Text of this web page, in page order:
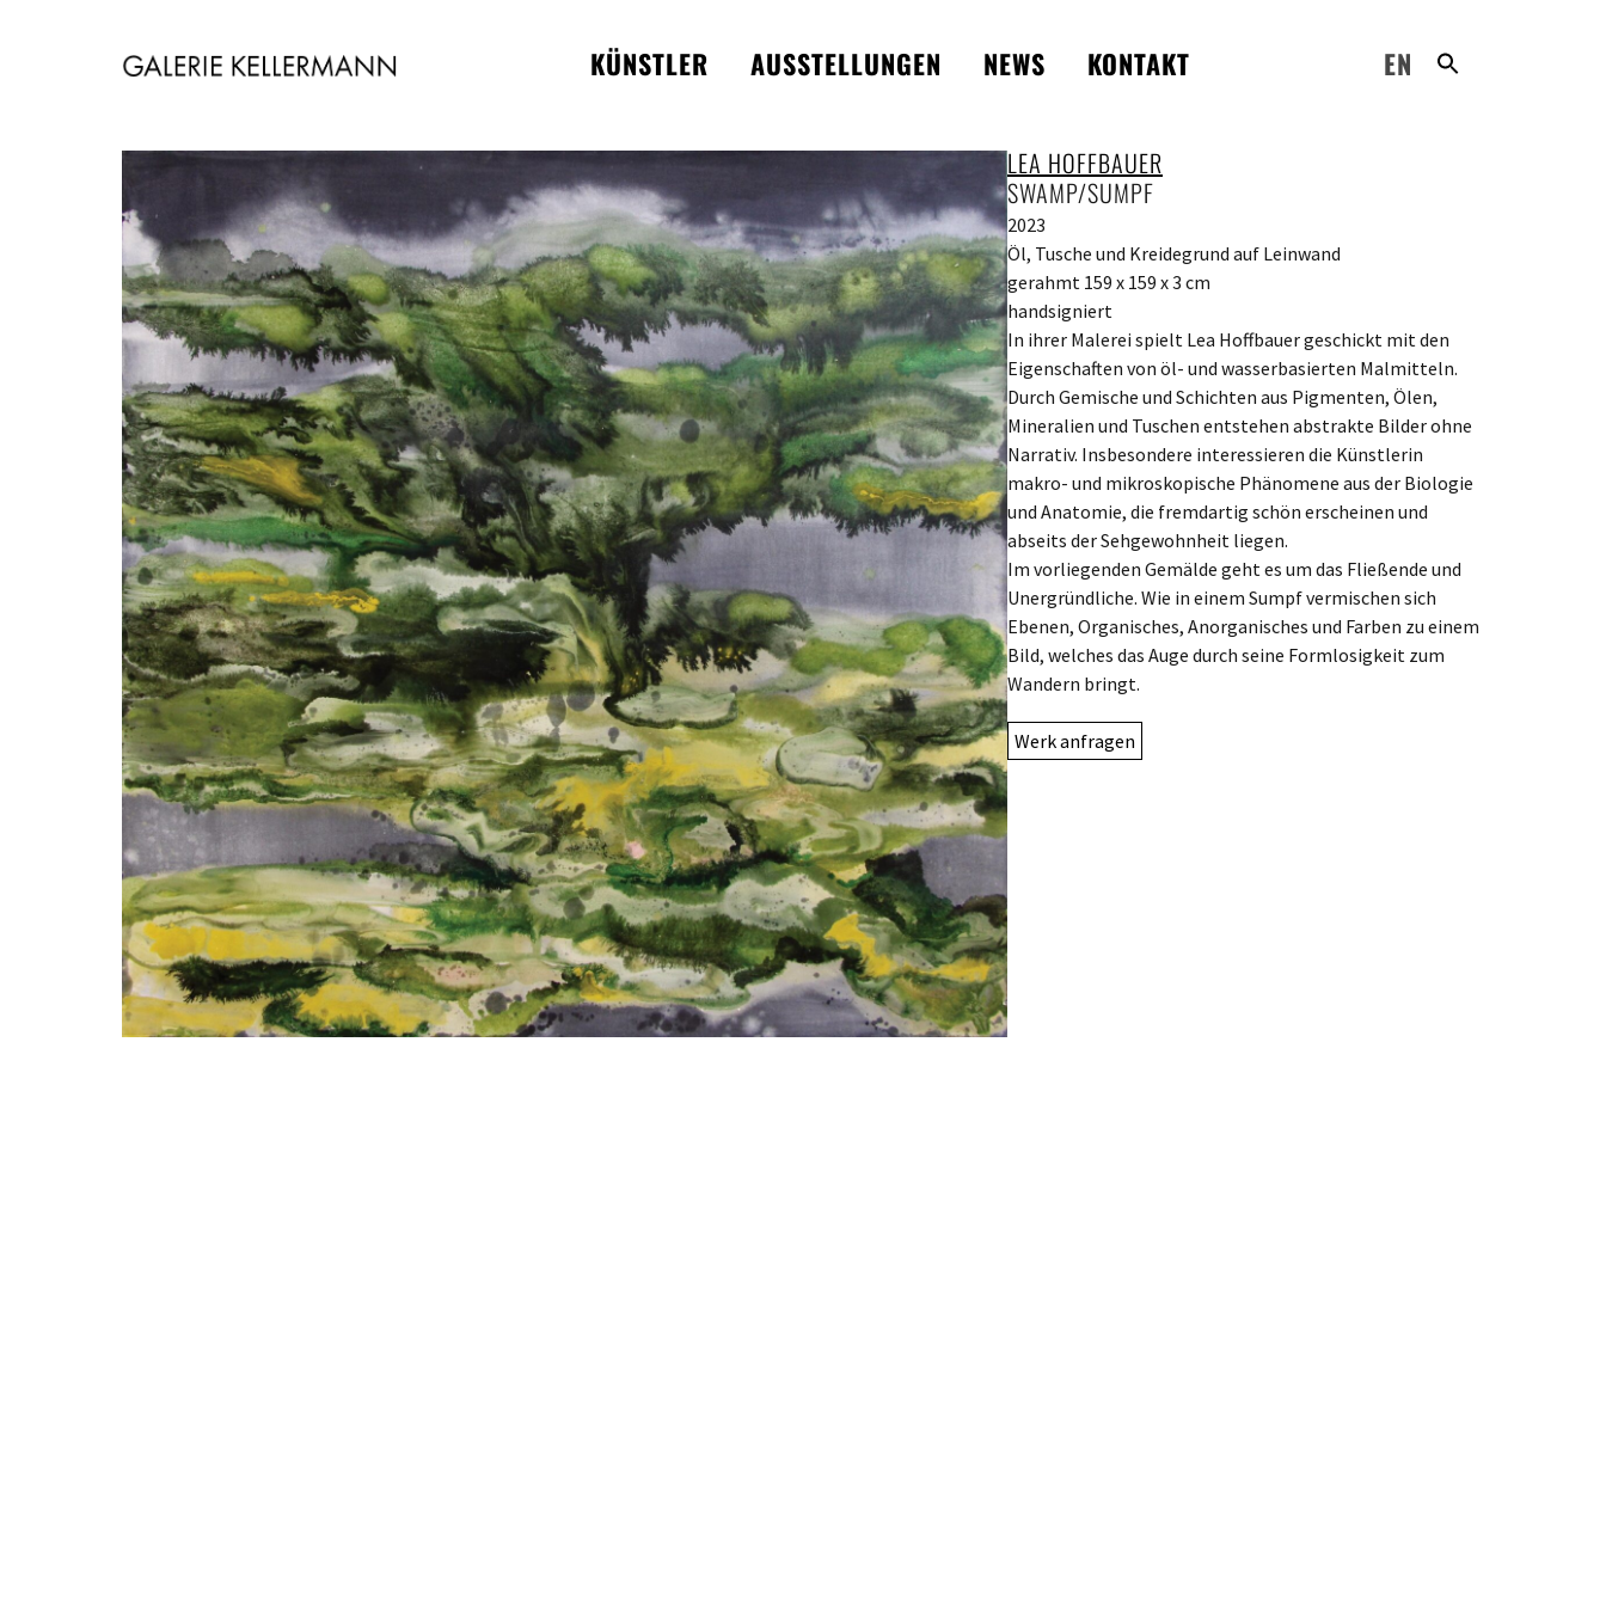
KÜNSTLER AUSSTELLUNGEN NEWS KONTAKT EN
LEA HOFFBAUER
SWAMP/SUMPF
2023
Öl, Tusche und Kreidegrund auf Leinwand
gerahmt 159 x 159 x 3 cm
handsigniert
In ihrer Malerei spielt Lea Hoffbauer geschickt mit den
Eigenschaften von öl- und wasserbasierten Malmitteln.
Durch Gemische und Schichten aus Pigmenten, Ölen,
Mineralien und Tuschen entstehen abstrakte Bilder ohne
Narrativ. Insbesondere interessieren die Künstlerin
makro- und mikroskopische Phänomene aus der Biologie
und Anatomie, die fremdartig schön erscheinen und
abseits der Sehgewohnheit liegen.
Im vorliegenden Gemälde geht es um das Fließende und
Unergründliche. Wie in einem Sumpf vermischen sich
Ebenen, Organisches, Anorganisches und Farben zu einem
Bild, welches das Auge durch seine Formlosigkeit zum
Wandern bringt.
Werk anfragen